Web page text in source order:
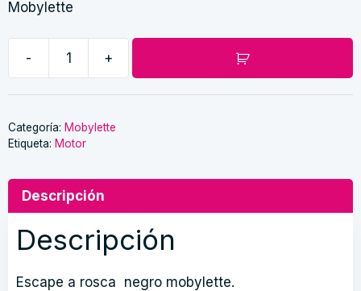
Mobylette
- +
Categoría: Mobylette
Etiqueta: Motor
Descripción
Descripción
Escape a rosca negro mobylette.